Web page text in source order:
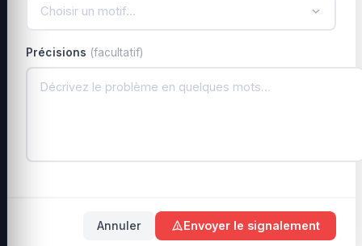
Choisir un motif…
Précisions (facultatif)
Annuler Envoyer le signalement